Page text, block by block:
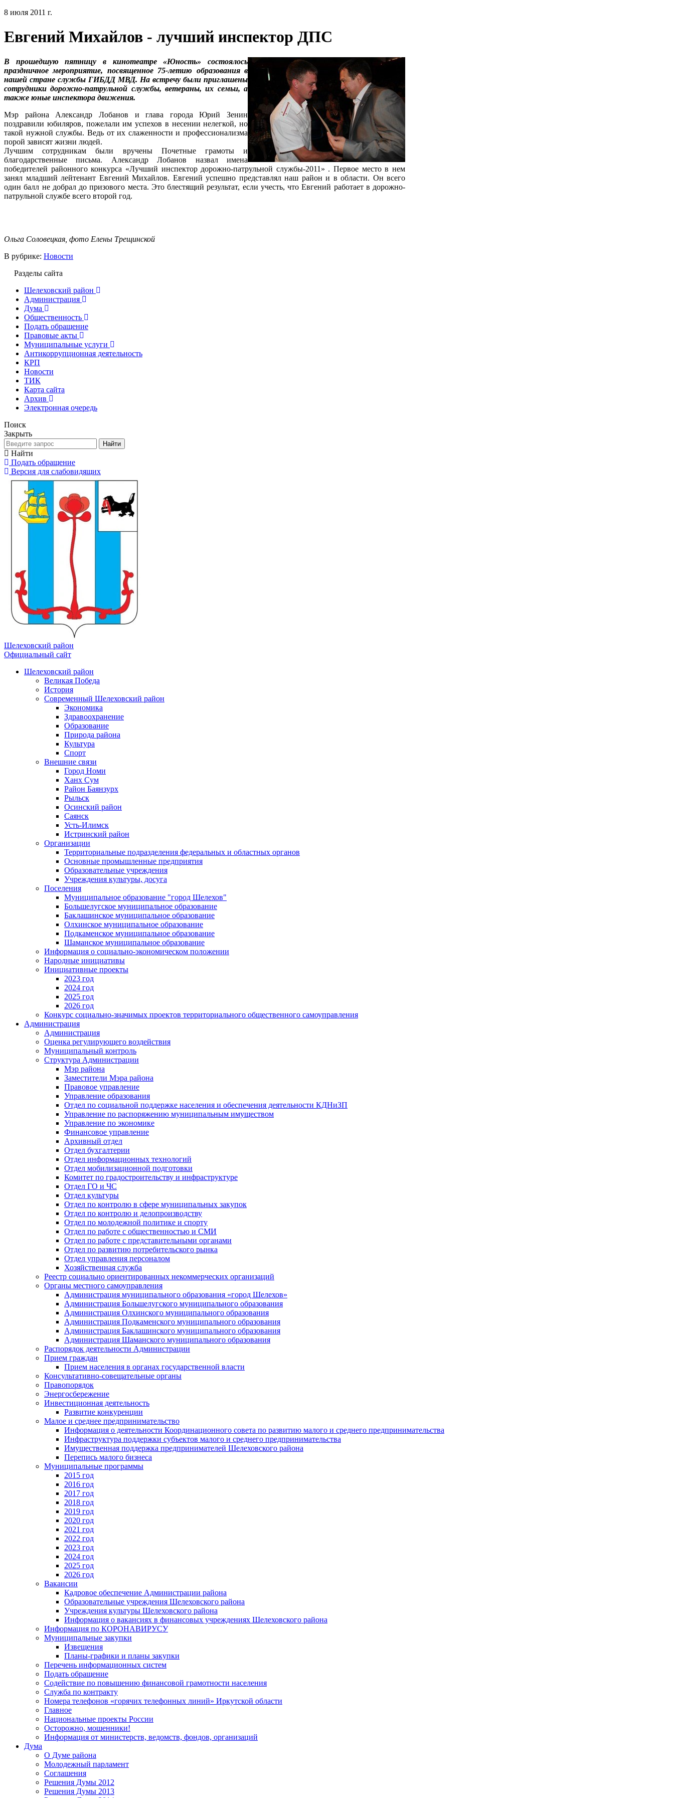
8 июля 2011 г.
Евгений Михайлов - лучший инспектор ДПС
В прошедшую пятницу в кинотеатре «Юность» состоялось
праздничное мероприятие, посвященное 75-летию образования в
нашей стране службы ГИБДД МВД. На встречу были приглашены
сотрудники дорожно-патрульной службы, ветераны, их семьи, а
также юные инспектора движения.
Мэр района Александр Лобанов и глава города Юрий Зенин
поздравили юбиляров, пожелали им успехов в несении нелегкой, но
такой нужной службы. Ведь от их слаженности и профессионализма
порой зависят жизни людей.
Лучшим сотрудникам были вручены Почетные грамоты и
благодарственные письма. Александр Лобанов назвал имена
победителей районного конкурса «Лучший инспектор дорожно-патрульной службы-2011» . Первое место в нем
занял младший лейтенант Евгений Михайлов. Евгений успешно представлял наш район и в области. Он всего
один балл не добрал до призового места. Это блестящий результат, если учесть, что Евгений работает в дорожно-
патрульной службе всего второй год.
Ольга Соловецкая, фото Елены Трещинской
В рубрике: Новости
Разделы сайта
Шелеховский район
Администрация
Дума
Общественность
Подать обращение
Правовые акты
Муниципальные услуги
Антикоррупционная деятельность
КРП
Новости
ТИК
Карта сайта
Архив
Электронная очередь
Поиск
Закрыть
Найти
Найти
Подать обращение
Версия для слабовидящих
Шелеховский район
Официальный сайт
Шелеховский район
Великая Победа
История
Современный Шелеховский район
Экономика
Здравоохранение
Образование
Природа района
Культура
Спорт
Внешние связи
Город Номи
Ханх Сум
Район Баянзурх
Рыльск
Осинский район
Саянск
Усть-Илимск
Истринский район
Организации
Территориальные подразделения федеральных и областных органов
Основные промышленные предприятия
Образовательные учреждения
Учреждения культуры, досуга
Поселения
Муниципальное образование "город Шелехов"
Большелугское муниципальное образование
Баклашинское муниципальное образование
Олхинское муниципальное образование
Подкаменское муниципальное образование
Шаманское муниципальное образование
Информация о социально-экономическом положении
Народные инициативы
Инициативные проекты
2023 год
2024 год
2025 год
2026 год
Конкурс социально-значимых проектов территориального общественного самоуправления
Администрация
Администрация
Оценка регулирующего воздействия
Муниципальный контроль
Структура Администрации
Мэр района
Заместители Мэра района
Правовое управление
Управление образования
Отдел по социальной поддержке населения и обеспечения деятельности КДНиЗП
Управление по распоряжению муниципальным имуществом
Управление по экономике
Финансовое управление
Архивный отдел
Отдел бухгалтерии
Отдел информационных технологий
Отдел мобилизационной подготовки
Комитет по градостроительству и инфраструктуре
Отдел ГО и ЧС
Отдел культуры
Отдел по контролю в сфере муниципальных закупок
Отдел по контролю и делопроизводству
Отдел по молодежной политике и спорту
Отдел по работе с общественностью и СМИ
Отдел по работе с представительными органами
Отдел по развитию потребительского рынка
Отдел управления персоналом
Хозяйственная служба
Реестр социально ориентированных некоммерческих организаций
Органы местного самоуправления
Администрация муниципального образования «город Шелехов»
Администрация Большелугского муниципального образования
Администрация Олхинского муниципального образования
Администрация Подкаменского муниципального образования
Администрация Баклашинского муниципального образования
Администрация Шаманского муниципального образования
Распорядок деятельности Администрации
Прием граждан
Прием населения в органах государственной власти
Консультативно-совещательные органы
Правопорядок
Энергосбережение
Инвестиционная деятельность
Развитие конкуренции
Малое и среднее предпринимательство
Информация о деятельности Координационного совета по развитию малого и среднего предпринимательства
Инфраструктура поддержки субъектов малого и среднего предпринимательства
Имущественная поддержка предпринимателей Шелеховского района
Перепись малого бизнеса
Муниципальные программы
2015 год
2016 год
2017 год
2018 год
2019 год
2020 год
2021 год
2022 год
2023 год
2024 год
2025 год
2026 год
Вакансии
Кадровое обеспечение Администрации района
Образовательные учреждения Шелеховского района
Учреждения культуры Шелеховского района
Информация о вакансиях в финансовых учреждениях Шелеховского района
Информация по КОРОНАВИРУСУ
Муниципальные закупки
Извещения
Планы-графики и планы закупки
Перечень информационных систем
Подать обращение
Содействие по повышению финансовой грамотности населения
Служба по контракту
Номера телефонов «горячих телефонных линий» Иркутской области
Главное
Национальные проекты России
Осторожно, мошенники!
Информация от министерств, ведомств, фондов, организаций
Дума
О Думе района
Молодежный парламент
Соглашения
Решения Думы 2012
Решения Думы 2013